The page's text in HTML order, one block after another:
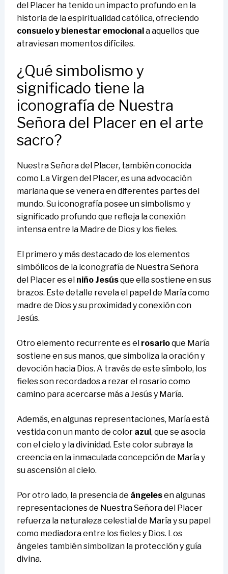
del Placer ha tenido un impacto profundo en la
historia de la espiritualidad católica, ofreciendo
consuelo y bienestar emocional a aquellos que
atraviesan momentos difíciles.
¿Qué simbolismo y
significado tiene la
iconografía de Nuestra
Señora del Placer en el arte
sacro?
Nuestra Señora del Placer, también conocida
como La Virgen del Placer, es una advocación
mariana que se venera en diferentes partes del
mundo. Su iconografía posee un simbolismo y
significado profundo que refleja la conexión
intensa entre la Madre de Dios y los fieles.
El primero y más destacado de los elementos
simbólicos de la iconografía de Nuestra Señora
del Placer es el niño Jesúsque ella sostiene en sus
brazos. Este detalle revela el papel de María como
madre de Dios y su proximidad y conexión con
Jesús.
Otro elemento recurrente es el rosarioque María
sostiene en sus manos, que simboliza la oración y
devoción hacia Dios. A través de este símbolo, los
fieles son recordados a rezar el rosario como
camino para acercarse más a Jesús y María.
Además, en algunas representaciones, María está
vestida con un manto de color azul , que se asocia
con el cielo y la divinidad. Este color subraya la
creencia en la inmaculada concepción de María y
su ascensión al cielo.
Por otro lado, la presencia de ángelesen algunas
representaciones de Nuestra Señora del Placer
refuerza la naturaleza celestial de María y su papel
como mediadora entre los fieles y Dios. Los
ángeles también simbolizan la protección y guía
divina.